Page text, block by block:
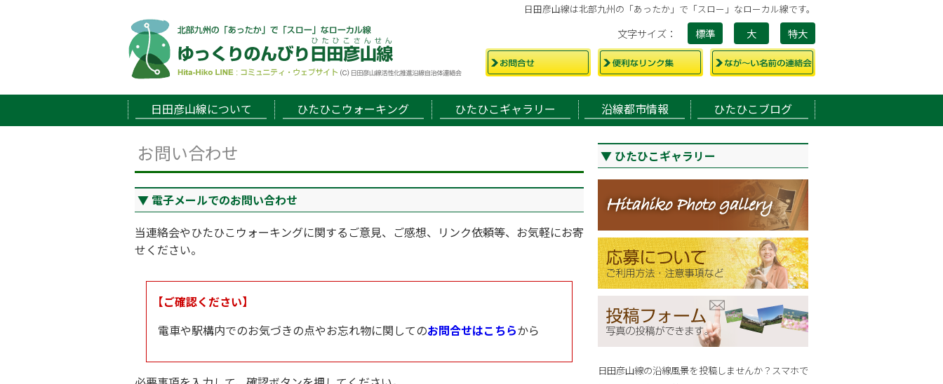
日田彦山線は北部九州の「あったか」で「スロー」なローカル線です。
文字サイズ 標準 大 特大
日田彦山線について ひたひこウォーキング ひたひこギャラリー 沿線都市情報 ひたひこブログ
お問い合わせ
電子メールでのお問い合わせ
当連絡会やひたひこウォーキングに関するご意見、ご感想、リンク依頼等、お気軽にお寄
せください。
【ご確認ください】
電車や駅構内でのお気づきの点やお忘れ物に関してのお問合せはこちらから
ひたひこギャラリー
日田彦山線の沿線風景を投稿しませんか？スマホで